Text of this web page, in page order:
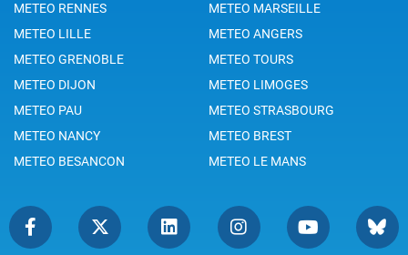
METEO RENNES
METEO MARSEILLE
METEO LILLE
METEO ANGERS
METEO GRENOBLE
METEO TOURS
METEO DIJON
METEO LIMOGES
METEO PAU
METEO STRASBOURG
METEO NANCY
METEO BREST
METEO BESANCON
METEO LE MANS